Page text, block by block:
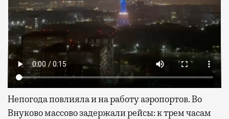
Непогода повлияла и на работу аэропортов. Во
Внуково массово задержали рейсы: к трем часам